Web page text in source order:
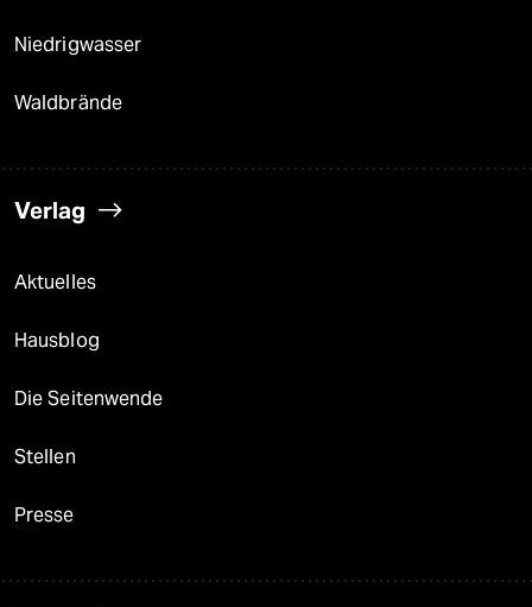
Niedrigwasser
Waldbrände
Verlag
Aktuelles
Hausblog
Die Seitenwende
Stellen
Presse